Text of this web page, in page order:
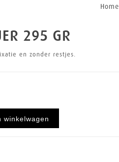
Home
295 GR
en zonder restjes.
winkelwagen